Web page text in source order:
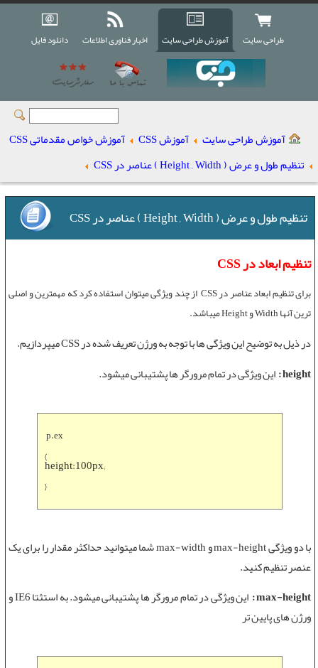
طراحی سایت آموزش طراحی سایت اخبار فناوری اطلاعات دانلود فایل
آموزش طراحی سایت آموزش CSS
آموزش خواص مقدماتی CSS
تنظیم طول و عرض ( Height , Width ) عناصر در CSS
تنظیم طول و عرض ( Height , Width ) عناصر در CSS
تنظیم ابعاد در CSS
برایتنظیم ابعاد عناصر در CSS
از چند ویژگی میتوان استفاده کرد که مهمترین و اصلی
ترین آنها Width و Height میباشد.
در ذیل به توضیح این ویژگی ها با توجه به ورژن تعریف شده در CSS میپردازیم.
height : این ویژگی در تمام مرورگر ها پشتیبانی میشود.
p.ex
{height:100px;
}
با دو ویژگی max-height و max-width شما میتوانید حداکثر مقدار را برای یک
عنصر تنظیم کنید.
max-height :
این ویژگی در تمام مرورگر ها پشتیبانی میشود. به استثتا IE6 و
ورژن های پایین تر